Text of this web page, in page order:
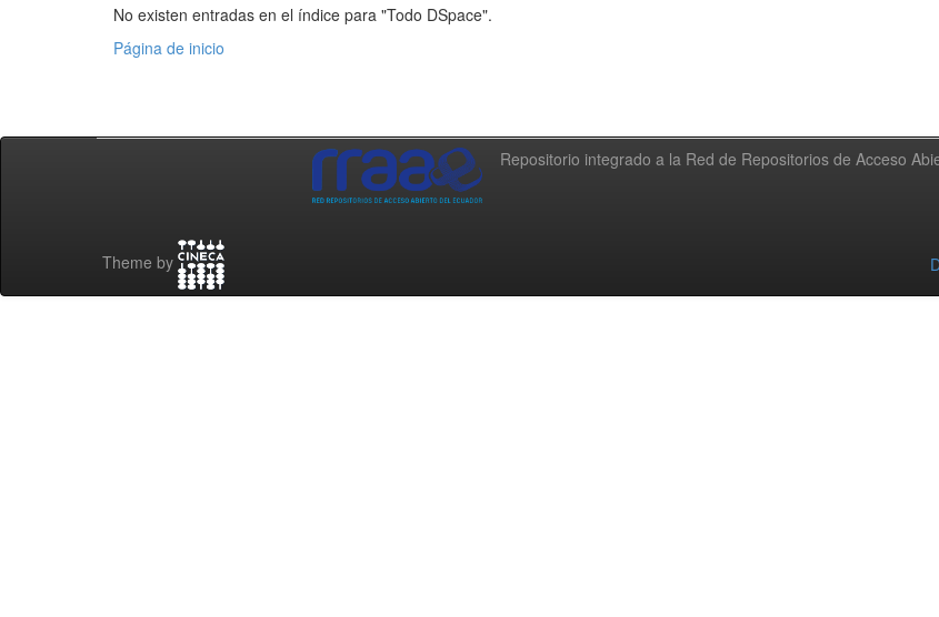
No existen entradas en el índice para "Todo DSpace".
Página de inicio
Repositorio integrado a la Red de Repositorios de Acceso
Theme by